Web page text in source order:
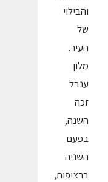
והבילוי
של
העיר.
מלון
ענבל
זכה
השנה,
בפעם
השניה
ברציפות,